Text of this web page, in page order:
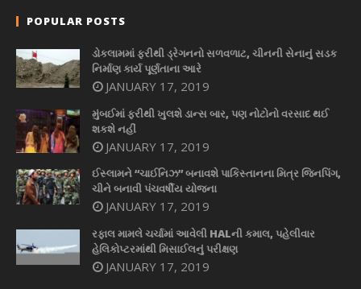
POPULAR POSTS
ડોકલામમાં ફરીથી ડ્રેગનનો સળવળાટ, ચીનની સેનાનું સડક
નિર્માણ કાર્ય પૂર્ણતાના આરે
JANUARY 17, 2019
મુંબઈમાં ફરીથી ખુલશે ડાન્સ બાર, પણ નોટોનો વરસાદ થઈ
શકશે નહીં
JANUARY 17, 2019
ઈસ્લામને “ચાઈનિઝ” બનાવશે પાકિસ્તાનના મિત્ર જિનપિંગ,
ચીને બનાવી પંચવર્ષીય યોજના
JANUARY 17, 2019
રફાલ મામલે ચર્ચામાં આવેલી HALની કમાલ, પહેલીવાર
હેલિકોપ્ટરમાંથી મિસાઈલનું પરીક્ષણ
JANUARY 17, 2019